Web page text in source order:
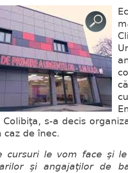
s-a decis
de înec.
le vom face şi le
şi angajaţilor de